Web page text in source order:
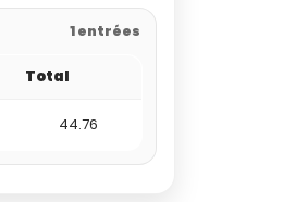
1 entrées
Total
44.76